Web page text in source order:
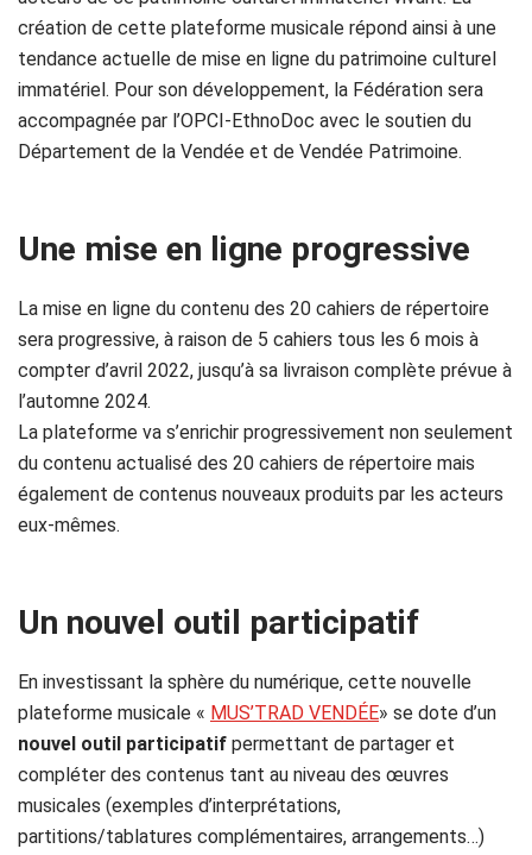
création de cette plateforme musicale répond ainsi à une
tendance actuelle de mise en ligne du patrimoine culturel
immatériel. Pour son développement, la Fédération sera
accompagnée par l’OPCI-EthnoDoc avec le soutien du
Département de la Vendée et de Vendée Patrimoine.
Une mise en ligne progressive
La mise en ligne du contenu des 20 cahiers de répertoire
sera progressive, à raison de 5 cahiers tous les 6 mois à
compter d’avril 2022, jusqu’à sa livraison complète prévue à
l’automne 2024.
La plateforme va s’enrichir progressivement non seulement
du contenu actualisé des 20 cahiers de répertoire mais
également de contenus nouveaux produits par les acteurs
eux-mêmes.
Un nouvel outil participatif
En investissant la sphère du numérique, cette nouvelle
plateforme musicale « MUS’TRAD VENDÉE» se dote d’un
nouvel outil participatif permettant de partager et
compléter des contenus tant au niveau des œuvres
musicales (exemples d’interprétations,
partitions/tablatures complémentaires, arrangements…)